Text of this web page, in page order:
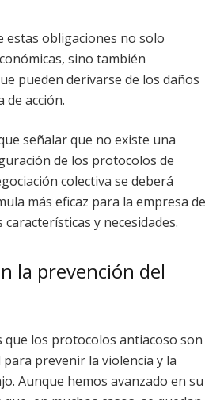
estas obligaciones no solo
sino también
pueden derivarse de los daños
de acción.
señalar que no existe una
de los protocolos de
colectiva se deberá
más eficaz para la empresa de
y necesidades.
la prevención del
que los protocolos antiacoso son
prevenir la violencia y la
Aunque hemos avanzado en su